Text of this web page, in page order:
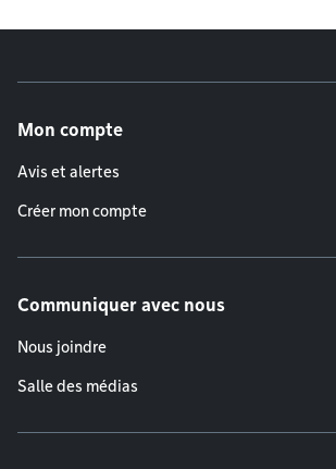
Mon compte
Avis et alertes
Créer mon compte
Communiquer avec nous
Nous joindre
Salle des médias